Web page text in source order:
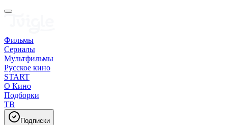
Фильмы
Сериалы
Мультфильмы
Русское кино
START
О Кино
Подборки
ТВ
Подписки